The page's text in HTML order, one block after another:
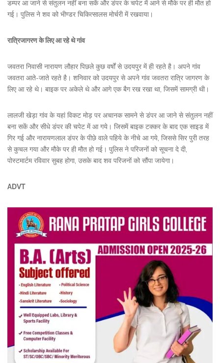
डम्पर आ जाने से संतुलन नहीं बना सकें और डंपर के चपेट में आने से मौके पर ही मौत हो
गई। पुलिस ने शव को भीण्डर चिकित्सालस मोर्चरी में रखवाया।
रात्रिजागरण के लिए आ रहे थे गांव
जवतरा निवासी नारायण लौहार पिछले कुछ वर्षों से उदयपुर में ही रहते है। अपने गांव
जवतरा आते-जाते रहते है। शनिवार को उदयपुर से अपने गांव जवतरा रात्रि जागरण के
लिए आ रहे थे। बाइक पर अकेले थे और आगे एक बैग रख रखा था, जिसमें सामग्री थी।
लालजी खेड़ा गांव के यहां विकट मोड़ पर अचानक सामने से डंपर आ जाने से संतुलन नहीं
बना सकें और सीधे डंपर की चपेट में आ गये। जिसमें बाइक टक्कर के बाद एक साइड में
गिर गई और नारायणलाल डंपर के पीछे वाले पहिये के नीचे आ गये, जिससे सिर पुरी तरह
से कुचल गया और मौके पर ही मौत हो गई। पुलिस ने परिजनों को सूचना दे दी,
पोस्टमार्टम रविवार सुबह होगा, उसके बाद शव परिजनों को सौंपा जायेगा।
ADVT